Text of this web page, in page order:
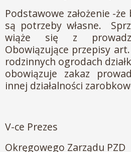
Podstawowe założenie -
są potrzeby własne.
wiąże się z
Obowiązujące przepisy
rodzinnych ogrodach
obowiązuje zakaz
innej działalności
V-ce Prezes
Okręgowego Zarządu PZD